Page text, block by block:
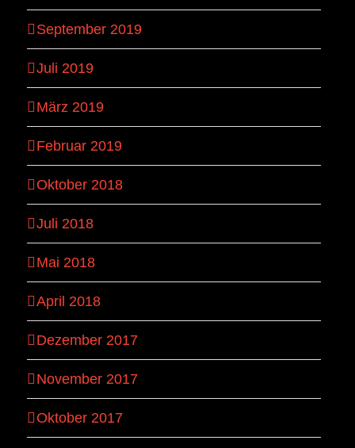
September 2019
Juli 2019
März 2019
Februar 2019
Oktober 2018
Juli 2018
Mai 2018
April 2018
Dezember 2017
November 2017
Oktober 2017